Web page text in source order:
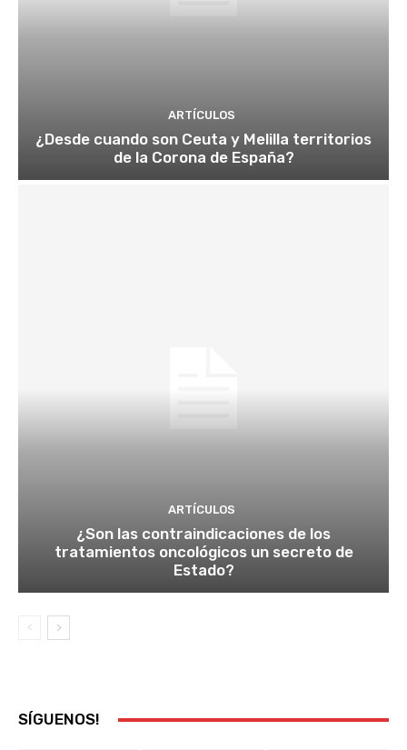
ARTÍCULOS
¿Desde cuando son Ceuta y Melilla territorios
de la Corona de España?
ARTÍCULOS
¿Son las contraindicaciones de los
tratamientos oncológicos un secreto de
Estado?
SÍGUENOS!